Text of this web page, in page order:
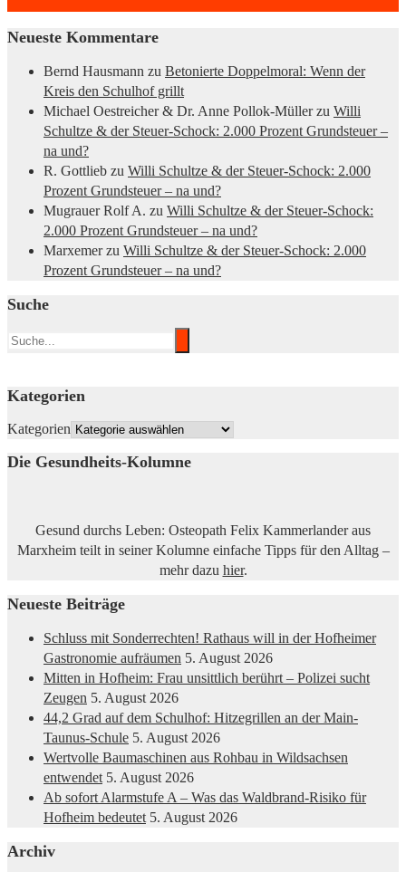
Neueste Kommentare
Bernd Hausmann zu Betonierte Doppelmoral: Wenn der
Kreis den Schulhof grillt
Michael Oestreicher & Dr. Anne Pollok-Müllerzu Willi
Schultze & der Steuer-Schock: 2.000 Prozent Grundsteuer –
na und?
R. Gottlieb zu Willi Schultze & der Steuer-Schock: 2.000
Prozent Grundsteuer – na und?
Mugrauer Rolf A. zu Willi Schultze & der Steuer-Schock:
2.000 Prozent Grundsteuer – na und?
Marxemerzu Willi Schultze & der Steuer-Schock: 2.000
Prozent Grundsteuer – na und?
Suche
Kategorien
Kategorien
Die Gesundheits-Kolumne
Gesund durchs Leben: Osteopath Felix Kammerlander aus
Marxheim teilt in seiner Kolumne einfache Tipps für den Alltag –
mehr dazu hier.
Neueste Beiträge
Schluss mit Sonderrechten! Rathaus will in der Hofheimer
Gastronomie aufräumen 5. August 2026
Mitten in Hofheim: Frau unsittlich berührt – Polizei sucht
Zeugen 5. August 2026
44,2 Grad auf dem Schulhof: Hitzegrillen an der Main-
Taunus-Schule 5. August 2026
Wertvolle Baumaschinen aus Rohbau in Wildsachsen
entwendet 5. August 2026
Ab sofort Alarmstufe A – Was das Waldbrand-Risiko für
Hofheim bedeutet 5. August 2026
Archiv